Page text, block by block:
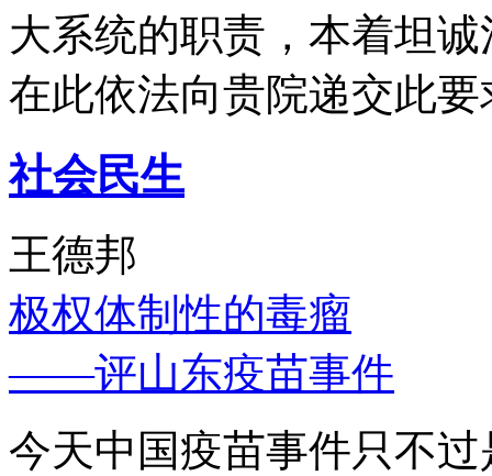
大系统的职责，本着坦
在此依法向贵院递交此要
社会民生
王德邦
极权体制性的毒瘤
——评山东疫苗事件
今天中国疫苗事件只不